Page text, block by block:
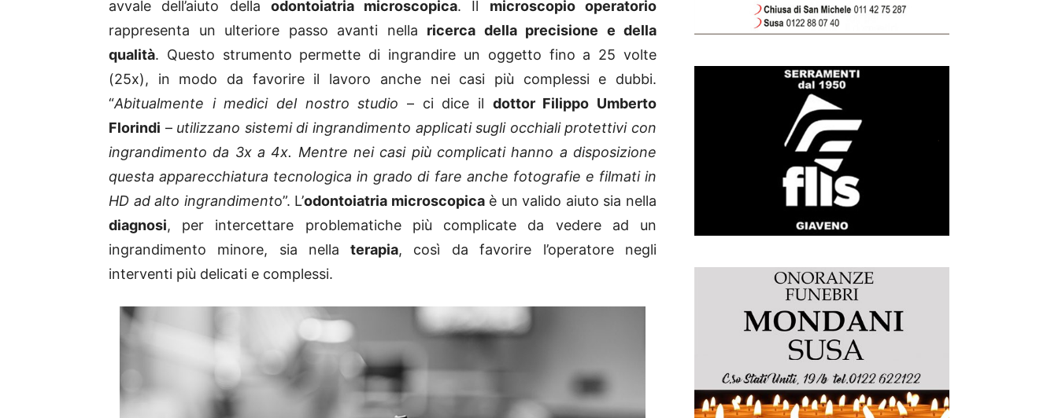
avvale dell’aiuto della odontoiatria microscopica. Il microscopio operatorio
rappresenta un ulteriore passo avanti nella ricerca della precisione e della
qualità. Questo strumento permette di ingrandire un oggetto fino a 25 volte
(25x), in modo da favorire il lavoro anche nei casi più complessi e dubbi.
“Abitualmente i medici del nostro studio – ci dice il dottor Filippo Umberto
Florindi – utilizzano sistemi di ingrandimento applicati sugli occhiali protettivi con
ingrandimento da 3x a 4x. Mentre nei casi più complicati hanno a disposizione
questa apparecchiatura tecnologica in grado di fare anche fotografie e filmati in
HD ad alto ingrandimento”. L’odontoiatria microscopicaè un valido aiuto sia nella
diagnosi, per intercettare problematiche più complicate da vedere ad un
ingrandimento minore, sia nella terapia, così da favorire l’operatore negli
interventi più delicati e complessi.